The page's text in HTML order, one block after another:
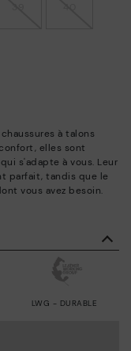
à talons
elles sont
s'adapte à vous. Leur
parfait, tandis que le
vous avez besoin.
LWG - DURABLE